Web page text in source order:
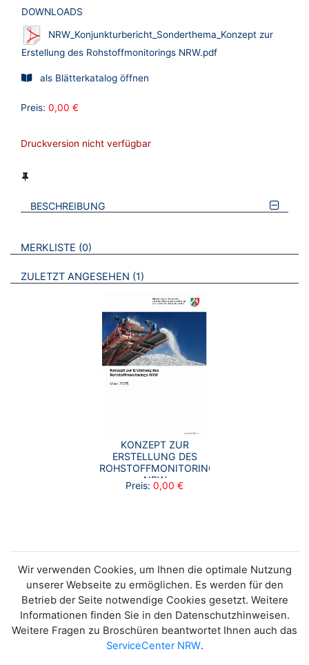
DOWNLOADS
NRW_Konjunkturbericht_Sonderthema_Konzept zur
Erstellung des Rohstoffmonitorings NRW.pdf
als Blätterkatalog öffnen
Preis: 0,00 €
Druckversion nicht verfügbar
BESCHREIBUNG
VERWEISE AUF VERMERKTE- ODER ZULETZT ANGESEHENE
MERKLISTE 0 BROSCHÜREN
ZULETZT ANGESEHEN 1 BROSCHÜREN
KONZEPT ZUR
ERSTELLUNG DES
ROHSTOFFMONITORINGS
NRW
Preis: 0,00 €
Wir verwenden Cookies, um Ihnen die optimale Nutzung
unserer Webseite zu ermöglichen. Es werden für den
Betrieb der Seite notwendige Cookies gesetzt. Weitere
Informationen finden Sie in den Datenschutzhinweisen.
Weitere Fragen zu Broschüren beantwortet Ihnen auch das
ServiceCenter NRW.